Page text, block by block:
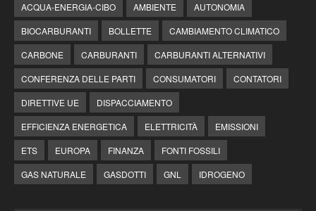
ACQUA-ENERGIA-CIBO AMBIENTE
AUTONOMIA
BIOCARBURANTI
BOLLETTE
CAMBIAMENTO CLIMATICO
CARBONE
CARBURANTI
CARBURANTI ALTERNATIVI
CONFERENZA DELLE PARTI
CONSUMATORI
CONTATORI
DIRETTIVE UE
DISPACCIAMENTO
EFFICIENZA ENERGETICA
ELETTRICITÀ
EMISSIONI
ETS
EUROPA FINANZA
FONTI FOSSILI
GAS NATURALE
GASDOTTI GNL IDROGENO